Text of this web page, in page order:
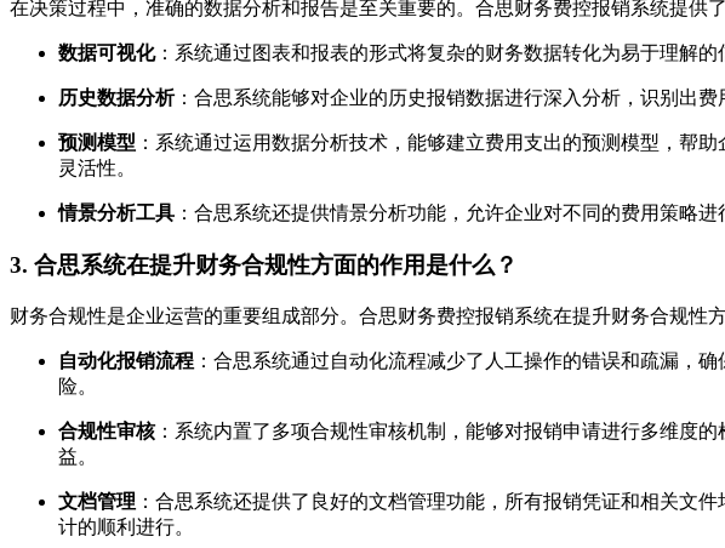
在决策过程中，准确的数据分析和报告是至关重要的。合思财务费控报销系统提供
数据可视化：系统通过图表和报表的形式将复杂的财务数据转化为易于理解
历史数据分析：合思系统能够对企业的历史报销数据进行深入分析，识别出
预测模型 ：系统通过运用数据分析技术，能够建立费用支出的预测模型，帮
灵活性。
情景分析工具 ：合思系统还提供情景分析功能，允许企业对不同的费用策略
3. 合思系统在提升财务合规性方面的作用是什么？
财务合规性是企业运营的重要组成部分。合思财务费控报销系统在提升财务合规性
自动化报销流程 ：合思系统通过自动化流程减少了人工操作的错误和疏漏，
险。
合规性审核：系统内置了多项合规性审核机制，能够对报销申请进行多维度
益。
文档管理 ：合思系统还提供了良好的文档管理功能，所有报销凭证和相关文
计的顺利进行。